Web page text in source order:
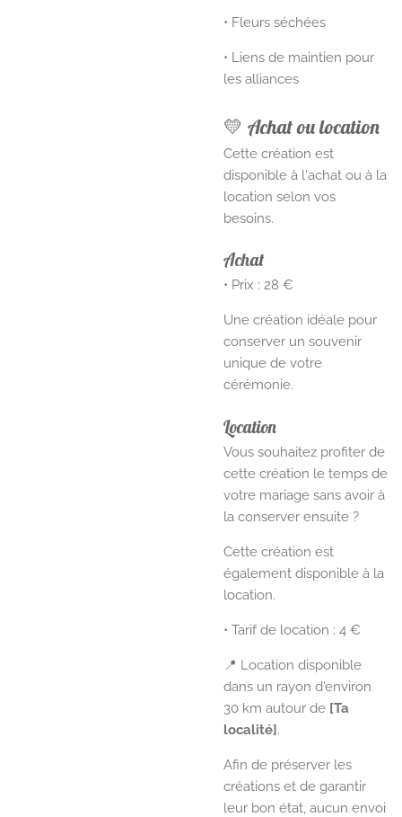
• Fleurs séchées
• Liens de maintien pour
les alliances
💛 Achat ou location
Cette création est
disponible à l'achat ou à la
location selon vos
besoins.
Achat
• Prix : 28 €
Une création idéale pour
conserver un souvenir
unique de votre
cérémonie.
Location
Vous souhaitez profiter de
cette création le temps de
votre mariage sans avoir à
la conserver ensuite ?
Cette création est
également disponible à la
location.
• Tarif de location : 4 €
📍 Location disponible
dans un rayon d'environ
30 km autour de [Ta
localité].
Afin de préserver les
créations et de garantir
leur bon état, aucun envoi